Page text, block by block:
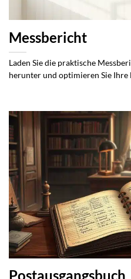
Messbericht
Laden Sie die praktische
herunter und optimieren Sie Ihre
Postausgangsbuch